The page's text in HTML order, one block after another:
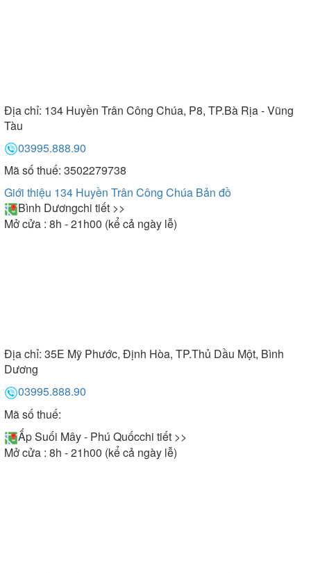
Địa chỉ: 134 Huyền Trân Công Chúa, P8, TP.Bà Rịa - Vũng
Tàu
03995.888.90
Mã số thuế: 3502279738
Giới thiệu 134 Huyền Trân Công Chúa Bản đồ
Bình Dươngchi tiết >>
Mở cửa : 8h - 21h00 (kể cả ngày lễ)
Địa chỉ: 35E Mỹ Phước, Định Hòa, TP.Thủ Dầu Một, Bình
Dương
03995.888.90
Mã số thuế:
Ấp Suối Mây - Phú Quốcchi tiết >>
Mở cửa : 8h - 21h00 (kể cả ngày lễ)